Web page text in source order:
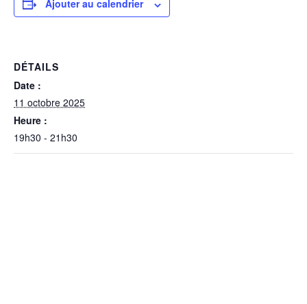
Ajouter au calendrier
DÉTAILS
Date :
11 octobre 2025
Heure :
19h30 - 21h30